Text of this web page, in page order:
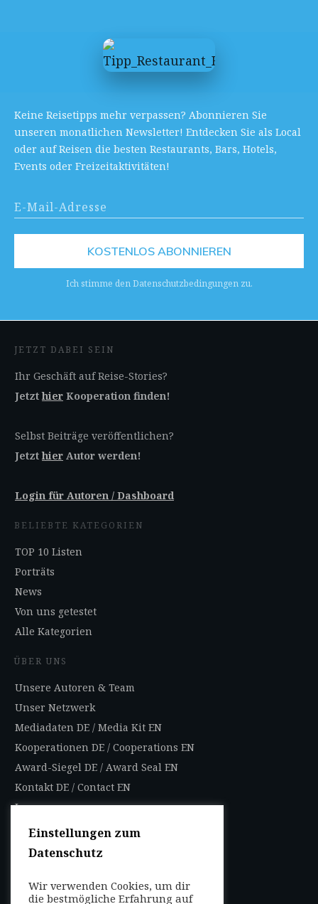
Keine Reisetipps mehr verpassen? Abonnieren Sie
unseren monatlichen Newsletter! Entdecken Sie als Local
oder auf Reisen die besten Restaurants, Bars, Hotels,
Events oder Freizeitaktivitäten!
KOSTENLOS ABONNIEREN
Ich stimme den Datenschutzbedingungen zu.
JETZT DABEI SEIN
Ihr Geschäft auf Reise-Stories?
Jetzthier Kooperation finden!
Selbst Beiträge veröffentlichen?
Jetzthier Autor werden!
Login für Autoren / Dashboard
BELIEBTE KATEGORIEN
TOP 10 Listen
Porträts
News
Von uns getestet
Alle Kategorien
ÜBER UNS
Unsere Autoren & Team
Unser Netzwerk
Mediadaten DE / Media Kit EN
Kooperationen DE / Cooperations EN
Award-Siegel DE / Award Seal EN
Kontakt DE / Contact EN
Impressum
Datenschutzbestimmungen
Nutzungsbedingungen
FOLGEN SIE UNS
Einstellungen zum
Datenschutz
Wir verwenden Cookies, um dir
die bestmögliche Erfahrung auf